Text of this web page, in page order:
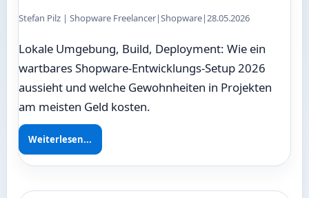
Stefan Pilz | Shopware Freelancer|Shopware|28.05.2026
Lokale Umgebung, Build, Deployment: Wie ein
wartbares Shopware-Entwicklungs-Setup 2026
aussieht und welche Gewohnheiten in Projekten
am meisten Geld kosten.
Weiterlesen...